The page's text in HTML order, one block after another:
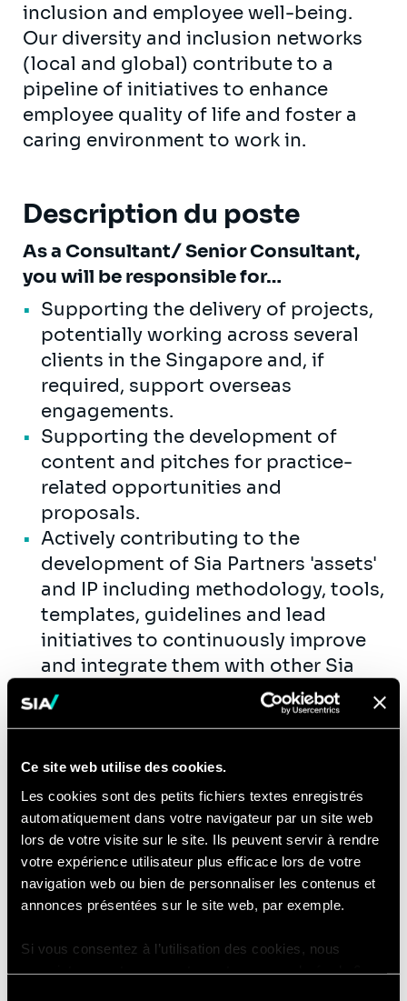
Ce site web utilise des cookies.
Les cookies sont des petits fichiers textes enregistrés
automatiquement dans votre navigateur par un site web
lors de votre visite sur le site. Ils peuvent servir à rendre
votre expérience utilisateur plus efficace lors de votre
navigation web ou bien de personnaliser les contenus et
annonces présentées sur le site web, par exemple.
Si vous consentez à l’utilisation des cookies, nous
inclusion and employee well-being.
Our diversity and inclusion networks
(local and global) contribute to a
pipeline of initiatives to enhance
employee quality of life and foster a
caring environment to work in.
Description du poste
As a Consultant/ Senior Consultant,
you will be responsible for…
Supporting the delivery of projects,
potentially working across several
clients in the Singapore and, if
required, support overseas
engagements.
Supporting the development of
content and pitches for practice-
related opportunities and
proposals.
Actively contributing to the
development of Sia Partners 'assets'
and IP including methodology, tools,
templates, guidelines and lead
initiatives to continuously improve
and integrate them with other Sia
Partners assets across the
Practice. Build and manage the end-
monitor/report progress. Effectively
manage scope and dependencies.
Identify risks and issues and
proactively resolve/mitigate them.
Ensure that the project is delivered
to time, cost and quality
Ensure there is a well-defined
delivery methodology for cloud data
warehouse solutions (Azure Data